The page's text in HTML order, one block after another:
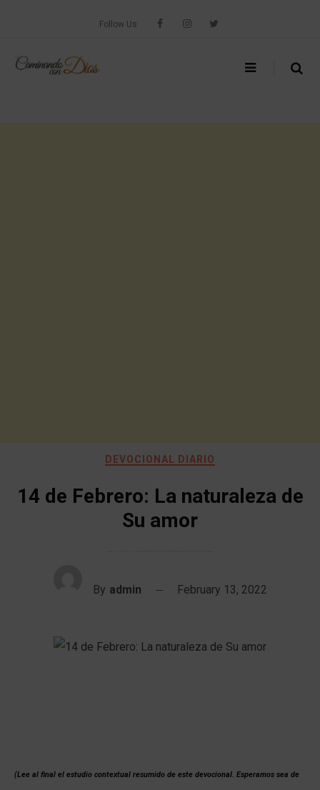
Follow Us
DEVOCIONAL DIARIO
14 de Febrero: La naturaleza de
Su amor
By admin February 13, 2022
(Lee al final el estudio contextual resumido de este devocional. Esperamos sea de